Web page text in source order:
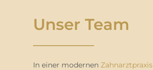
Unser Team
In einer modernenZahnarztpraxis